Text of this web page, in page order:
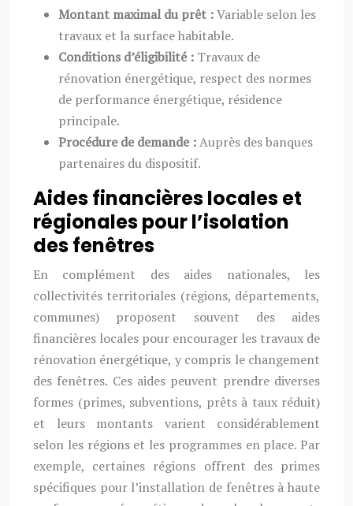
Montant maximal du prêt :Variable selon les
travaux et la surface habitable.
Conditions d’éligibilité : Travaux de
rénovation énergétique, respect des normes
de performance énergétique, résidence
principale.
Procédure de demande :Auprès des banques
partenaires du dispositif.
Aides financières locales et
régionales pour l’isolation
des fenêtres
En complément des aides nationales, les
collectivités territoriales (régions, départements,
communes) proposent souvent des aides
financières locales pour encourager les travaux de
rénovation énergétique, y compris le changement
des fenêtres. Ces aides peuvent prendre diverses
formes (primes, subventions, prêts à taux réduit)
et leurs montants varient considérablement
selon les régions et les programmes en place. Par
exemple, certaines régions offrent des primes
spécifiques pour l’installation de fenêtres à haute